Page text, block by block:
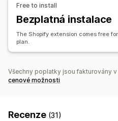
Řízení objednávek
Vracení zboží
Automatické zpracování
Notifikace o doplnění
Notifikace o nedostupnosti ve
Metriky výkonnosti Stav v
Free to install
Bezplatná instalace
The Shopify extension comes free
plan.
Všechny poplatky jsou fakturovány v
cenové možnosti
Recenze (31)